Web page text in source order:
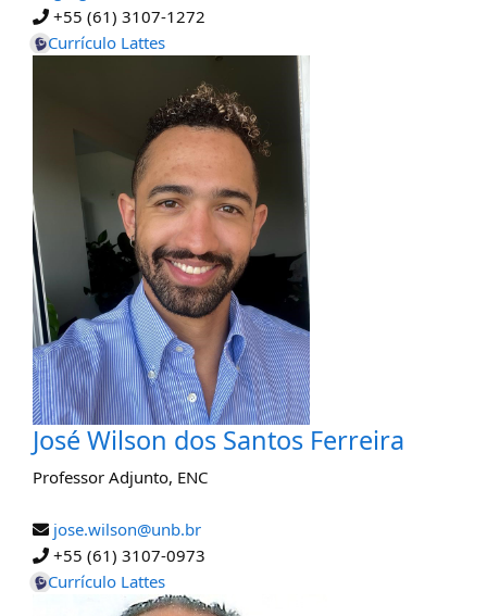
+55 (61) 3107-1272
Currículo Lattes
José Wilson dos Santos Ferreira
Professor Adjunto, ENC
jose.wilson@unb.br
+55 (61) 3107-0973
Currículo Lattes